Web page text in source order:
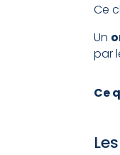
Ce
Un
par
Ce